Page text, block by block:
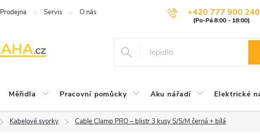
+420 777 900 240
Prodejna Servis O nás
Měřidla Pracovní pomůcky Aku nářadí Elektrické
Kabelové svorky Cable Clamp PRO – blistr 3 kusy S/S/M černá + bílá